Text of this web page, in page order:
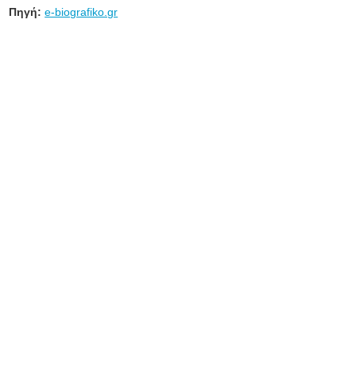
Πηγή:e-biografiko.gr